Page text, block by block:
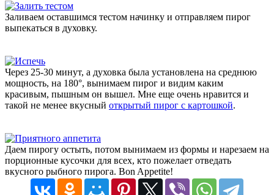
Заливаем оставшимся тестом начинку и отправляем пирог
выпекаться в духовку.
Через 25-30 минут, а духовка была установлена на среднюю
мощность, на 180°, вынимаем пирог и видим каким
красивым, пышным он вышел. Мне еще очень нравится и
такой не менее вкусный открытый пирог с картошкой.
Даем пирогу остыть, потом вынимаем из формы и нарезаем на
порционные кусочки для всех, кто пожелает отведать
вкусного рыбного пирога. Bon Appetite!